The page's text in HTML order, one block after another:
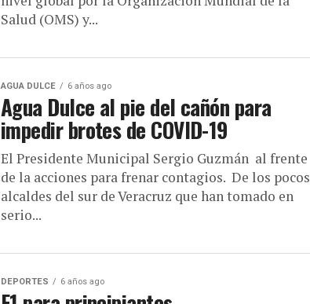
Salud (OMS) y...
AGUA DULCE 6 años ago
Agua Dulce al pie del cañón para
impedir brotes de COVID-19
El Presidente Municipal Sergio Guzmán al frente
de la acciones para frenar contagios. De los pocos
alcaldes del sur de Veracruz que han tomado en
serio...
DEPORTES 6 años ago